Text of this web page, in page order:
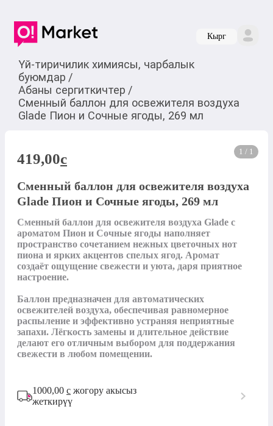
Кырг
Үй-тиричилик химиясы, чарбалык
буюмдар /
Абаны сергиткичтер /
Сменный баллон для освежителя воздуха
Glade Пион и Сочные ягоды, 269 мл
1 / 1
419,00c
Сменный баллон для освежителя воздуха
Glade Пион и Сочные ягоды, 269 мл
Сменный баллон для освежителя воздуха Glade с
ароматом Пион и Сочные ягоды наполняет
пространство сочетанием нежных цветочных нот
пиона и ярких акцентов спелых ягод. Аромат
создаёт ощущение свежести и уюта, даря приятное
настроение.
Баллон предназначен для автоматических
освежителей воздуха, обеспечивая равномерное
распыление и эффективно устраняя неприятные
запахи. Лёгкость замены и длительное действие
делают его отличным выбором для поддержания
свежести в любом помещении.
1000,00 с жогору акысыз
жеткирүү